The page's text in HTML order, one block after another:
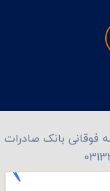
بانک صادرات